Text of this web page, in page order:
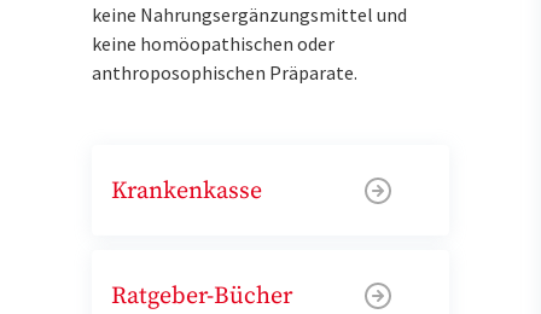
keine Nahrungsergänzungsmittel und
keine homöopathischen oder
anthroposophischen Präparate.
Krankenkasse
Ratgeber-Bücher